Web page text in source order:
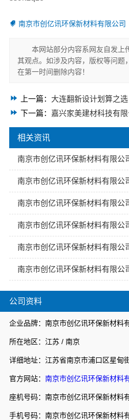
公司资料
企业品牌：南京市创亿讯环保新材料
所在地区：江苏 / 南京
详细地址：江苏省南京市浦口区星甸
官方网站： 南京市创亿讯环保新材料
座机号码：南京市创亿讯环保新材料
手机号码：南京市创亿讯环保新材料
南京市创亿讯环保新材料有限公司
本网站部分内容系网友自发上
其观点。如涉及内容，版权等问题
在第一时间删除内容！
上一篇： 大连翻新设计划算之选，
下一篇： 嘉兴家美建材科技有限公司
相关资讯